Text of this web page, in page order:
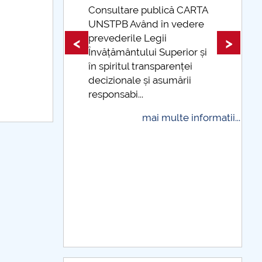
Superior și
Taxe de școlarizare
indexate Taxele se pot
și cu cardul
< >